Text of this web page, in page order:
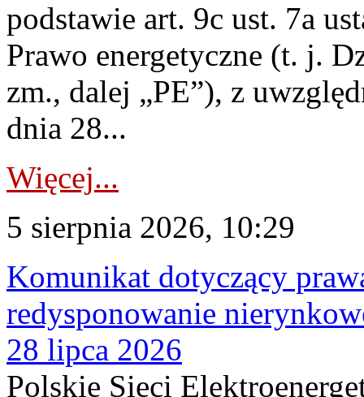
podstawie art. 9c ust. 7a
Prawo energetyczne (t. j.
zm., dalej „PE”), z
dnia 28...
Więcej...
5 sierpnia 2026, 10:29
Komunikat dotyczący
redysponowanie
28 lipca 2026
Polskie Sieci